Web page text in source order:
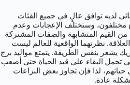
لديه توافق عالٍ في جميع الفئات
مختلفون، وستختلف الإعجابات وعدم
القيم المتشابهة والصفات المشتركة
نظرتهما الواقعية للعالم ليست
يشعر بنفس الطريقة. يتمتع مواليد برج
تحمل البقاء على قيد الحياة حتى أصعب
حياتهم، لذا فإن تجاوز بعض النزاعات
عادة.